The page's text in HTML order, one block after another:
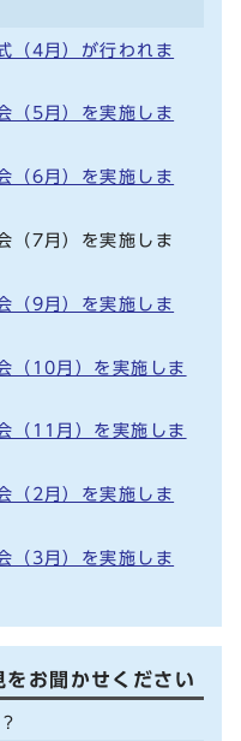
（4月）が行われま
（5月）を実施しま
（6月）を実施しま
（7月）を実施しま
（9月）を実施しま
（10月）を実施しま
（11月）を実施しま
（2月）を実施しま
（3月）を実施しま
お聞かせください